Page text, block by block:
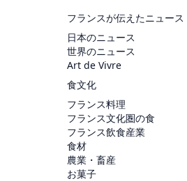
フランスが伝えたニュース
日本のニュース
世界のニュース
Art de Vivre
食文化
フランス料理
フランス文化圏の食
フランス飲食産業
食材
農業・畜産
お菓子